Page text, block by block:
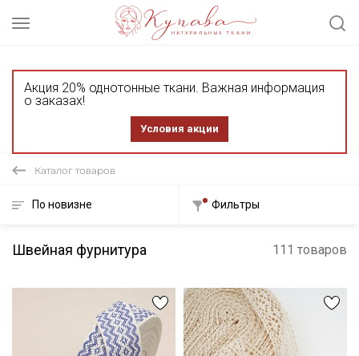
Акция 20% однотонные ткани. Важная информация
о заказах!
Условия акции
Каталог товаров
По новизне Фильтры
Швейная фурнитура 111 товаров